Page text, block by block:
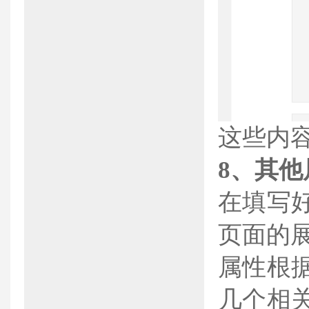
这些内
8、 其他
在填写
页面的
属性根
几个相